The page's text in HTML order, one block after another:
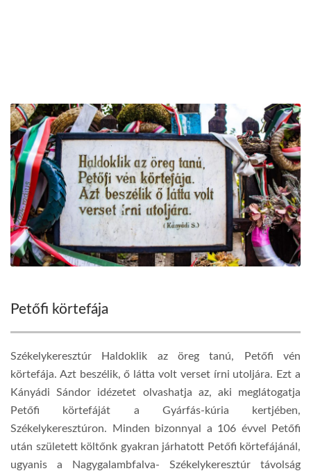
Petőfi körtefája
Székelykeresztúr Haldoklik az öreg tanú, Petőfi vén
körtefája. Azt beszélik, ő látta volt verset írni utoljára. Ezt a
Kányádi Sándor idézetet olvashatja az, aki meglátogatja
Petőfi körtefáját a Gyárfás-kúria kertjében,
Székelykeresztúron. Minden bizonnyal a 106 évvel Petőfi
után született költőnk gyakran járhatott Petőfi körtefájánál,
ugyanis a Nagygalambfalva- Székelykeresztúr távolság